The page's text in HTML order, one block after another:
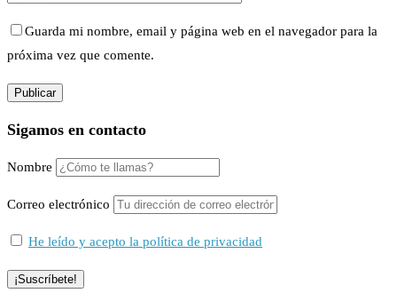
Guarda mi nombre, email y página web en el navegador para la
próxima vez que comente.
Sigamos en contacto
Nombre
Correo electrónico
He leído y acepto la política de privacidad